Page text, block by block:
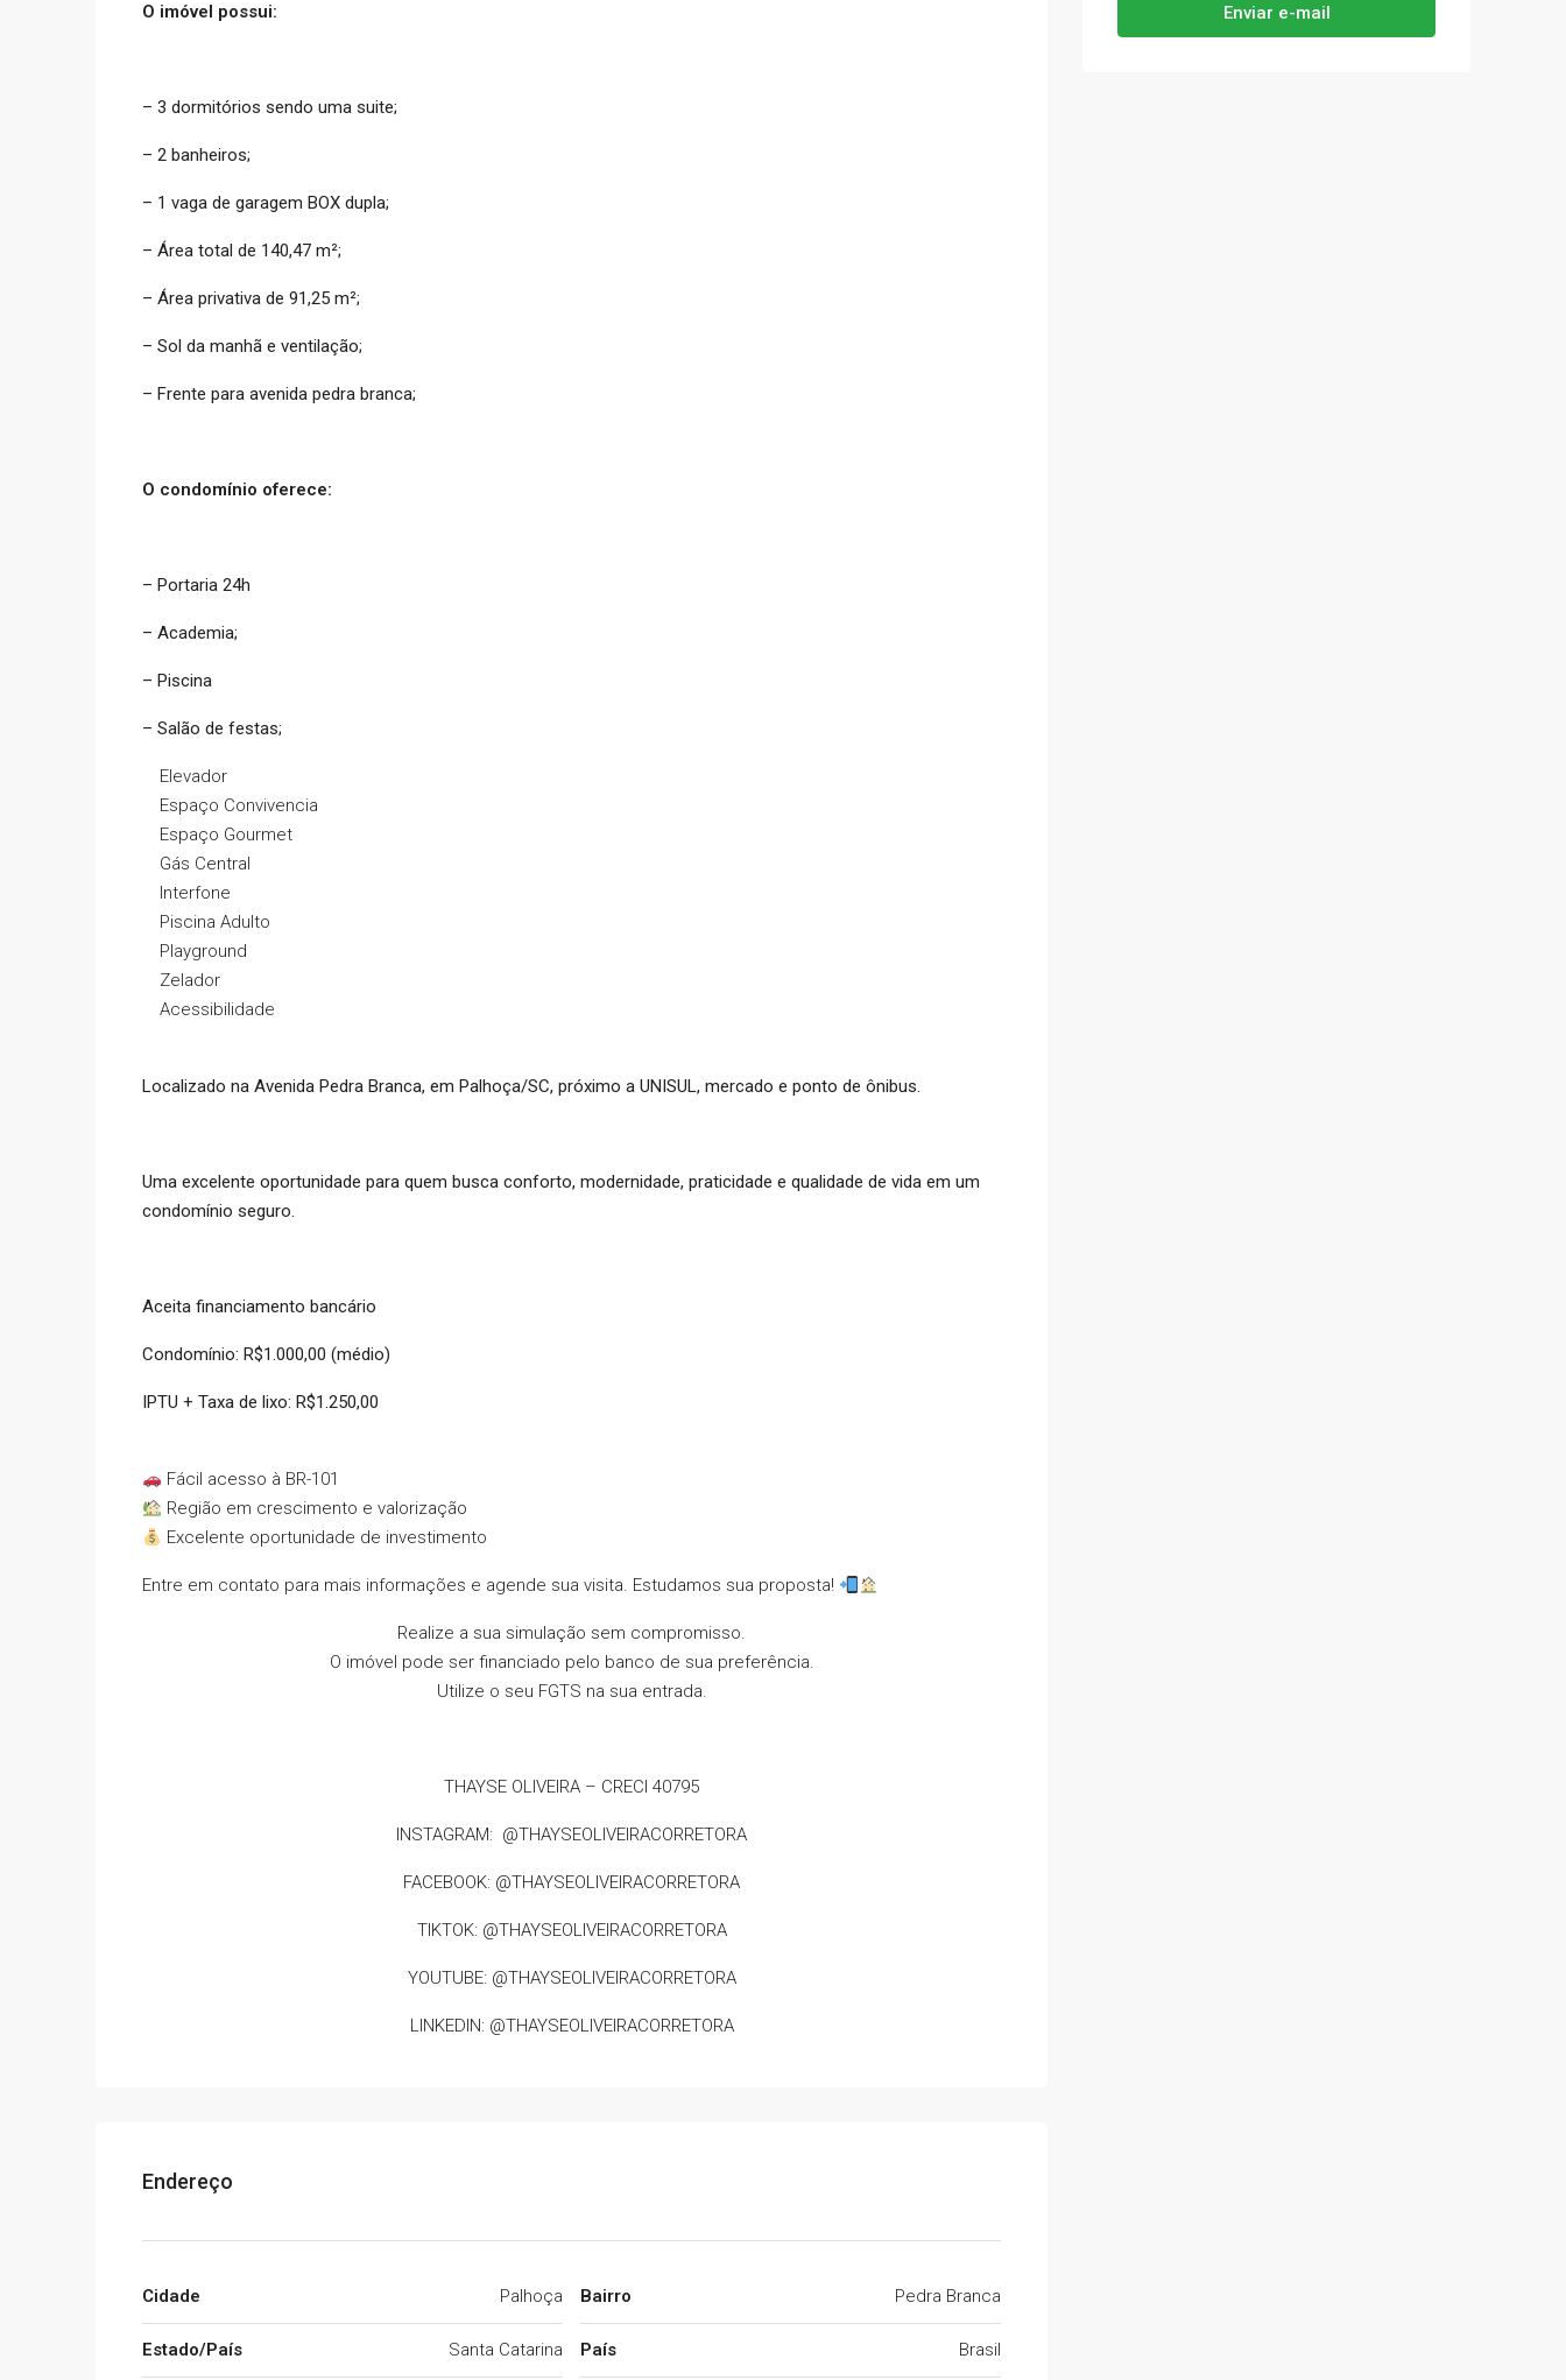
O imóvel possui:
– 3 dormitórios sendo uma suite;
– 2 banheiros;
– 1 vaga de garagem BOX dupla;
– Área total de 140,47 m²;
– Área privativa de 91,25 m²;
– Sol da manhã e ventilação;
– Frente para avenida pedra branca;
O condomínio oferece:
– Portaria 24h
– Academia;
– Piscina
– Salão de festas;
Elevador
Espaço Convivencia
Espaço Gourmet
Gás Central
Interfone
Piscina Adulto
Playground
Zelador
Acessibilidade
Localizado na Avenida Pedra Branca, em Palhoça/SC, próximo a UNISUL, mercado e ponto de ônibus.
Uma excelente oportunidade para quem busca conforto, modernidade, praticidade e qualidade de vida em um
condomínio seguro.
Aceita financiamento bancário
Condomínio: R$1.000,00 (médio)
IPTU + Taxa de lixo: R$1.250,00
Fácil acesso à BR-101
Região em crescimento e valorização
Excelente oportunidade de investimento
Entre em contato para mais informações e agende sua visita. Estudamos sua proposta!
Realize a sua simulação sem compromisso.
O imóvel pode ser financiado pelo banco de sua preferência.
Utilize o seu FGTS na sua entrada.
THAYSE OLIVEIRA – CRECI 40795
INSTAGRAM: @THAYSEOLIVEIRACORRETORA
FACEBOOK: @THAYSEOLIVEIRACORRETORA
TIKTOK: @THAYSEOLIVEIRACORRETORA
YOUTUBE: @THAYSEOLIVEIRACORRETORA
LINKEDIN: @THAYSEOLIVEIRACORRETORA
Endereço
Cidade Palhoça
Estado/País Santa Catarina
Bairro Pedra Branca
País Brasil
Enviar e-mail